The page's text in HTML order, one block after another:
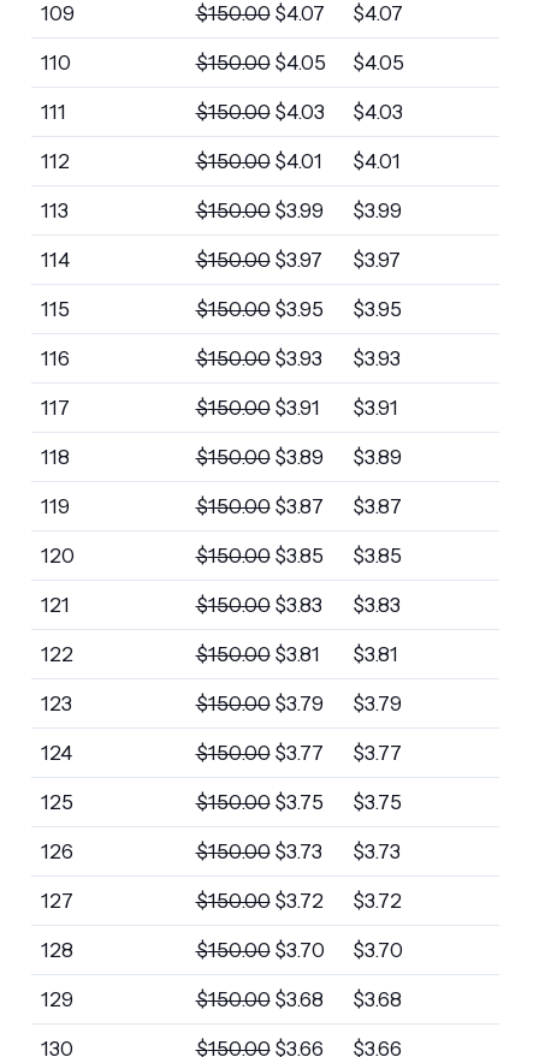
109 $150.00 $4.07 $4.07
110 $150.00 $4.05 $4.05
111 $150.00 $4.03 $4.03
112 $150.00 $4.01 $4.01
113 $150.00 $3.99 $3.99
114 $150.00 $3.97 $3.97
115 $150.00 $3.95 $3.95
116 $150.00 $3.93 $3.93
117 $150.00 $3.91 $3.91
118 $150.00 $3.89 $3.89
119 $150.00 $3.87 $3.87
120 $150.00 $3.85 $3.85
121 $150.00 $3.83 $3.83
122 $150.00 $3.81 $3.81
123 $150.00 $3.79 $3.79
124 $150.00 $3.77 $3.77
125 $150.00 $3.75 $3.75
126 $150.00 $3.73 $3.73
127 $150.00 $3.72 $3.72
128 $150.00 $3.70 $3.70
129 $150.00 $3.68 $3.68
130 $150.00 $3.66 $3.66